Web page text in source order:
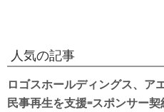
人気の記事
ロゴスホールディングス、ア
民事再生を支援=スポンサー